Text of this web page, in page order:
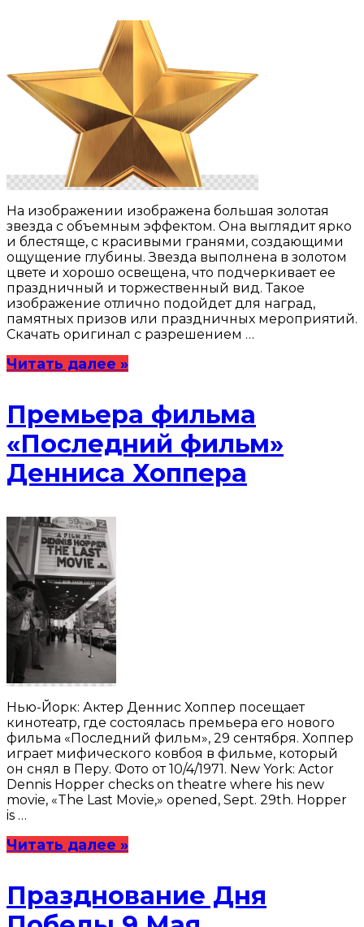
На изображении изображена большая золотая
звезда с объемным эффектом. Она выглядит ярко
и блестяще, с красивыми гранями, создающими
ощущение глубины. Звезда выполнена в золотом
цвете и хорошо освещена, что подчеркивает ее
праздничный и торжественный вид. Такое
изображение отлично подойдет для наград,
памятных призов или праздничных мероприятий.
Скачать оригинал с разрешением …
Читать далее »
Премьера фильма
«Последний фильм»
Денниса Хоппера
Нью-Йорк: Актер Деннис Хоппер посещает
кинотеатр, где состоялась премьера его нового
фильма «Последний фильм», 29 сентября. Хоппер
играет мифического ковбоя в фильме, который
он снял в Перу. Фото от 10/4/1971. New York: Actor
Dennis Hopper checks on theatre where his new
movie, «The Last Movie,» opened, Sept. 29th. Hopper
is …
Читать далее »
Празднование Дня